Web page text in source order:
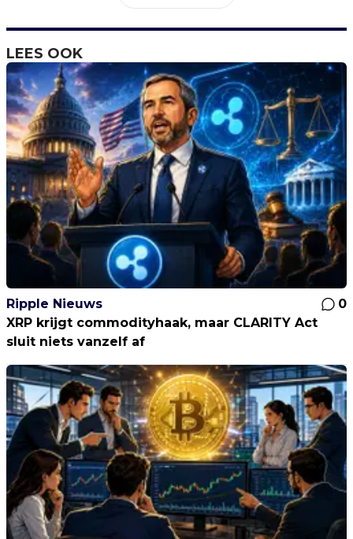
LEES OOK
Ripple Nieuws
0
XRP krijgt commodityhaak, maar CLARITY Act
sluit niets vanzelf af